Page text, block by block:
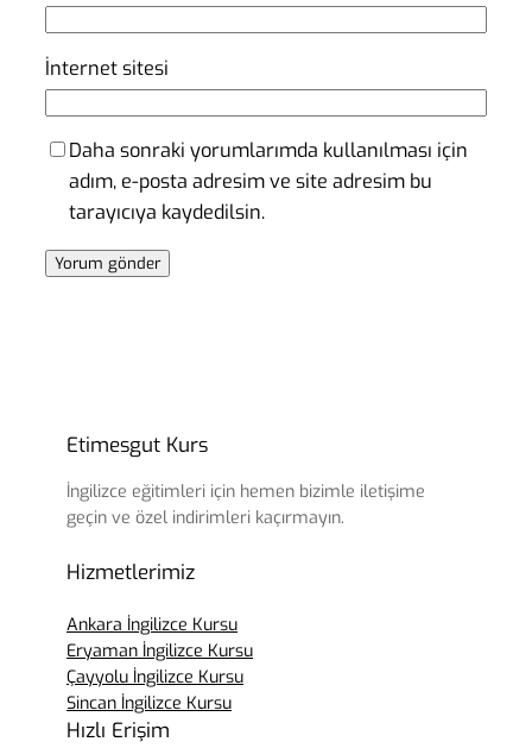
İnternet sitesi
Daha sonraki yorumlarımda kullanılması için
adım, e-posta adresim ve site adresim bu
tarayıcıya kaydedilsin.
Etimesgut Kurs
İngilizce eğitimleri için hemen bizimle iletişime
geçin ve özel indirimleri kaçırmayın.
Hizmetlerimiz
Ankara İngilizce Kursu
Eryaman İngilizce Kursu
Çayyolu İngilizce Kursu
Sincan İngilizce Kursu
Hızlı Erişim